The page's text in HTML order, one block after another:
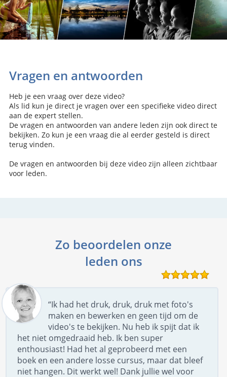
Vragen en antwoorden
Heb je een vraag over deze video?
Als lid kun je direct je vragen over een specifieke video direct
aan de expert stellen.
De vragen en antwoorden van andere leden zijn ook direct te
bekijken. Zo kun je een vraag die al eerder gesteld is direct
terug vinden.
De vragen en antwoorden bij deze video zijn alleen zichtbaar
voor leden.
Zo beoordelen onze
leden ons
“Ik had het druk, druk, druk met foto's
maken en bewerken en geen tijd om de
video's te bekijken. Nu heb ik spijt dat ik
het niet omgedraaid heb. Ik ben super
enthousiast! Had het al geprobeerd met een
boek en een andere losse cursus, maar dat bleef
niet hangen. Dit werkt wel! Dank jullie wel voor